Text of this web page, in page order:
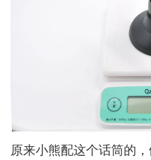
原来小熊配这个话筒的